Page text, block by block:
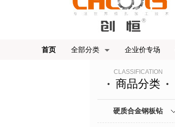
首页 全部分类 企业价专场
CLASSIFICATION
商品分类
硬质合金钢板钻